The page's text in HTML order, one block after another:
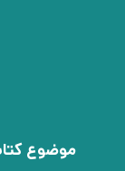
موضوع